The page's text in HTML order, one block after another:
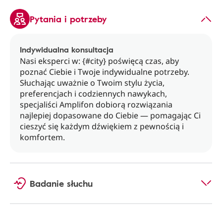
Pytania i potrzeby
Indywidualna konsultacja
Nasi eksperci w: {#city} poświęcą czas, aby
poznać Ciebie i Twoje indywidualne potrzeby.
Słuchając uważnie o Twoim stylu życia,
preferencjach i codziennych nawykach,
specjaliści Amplifon dobiorą rozwiązania
najlepiej dopasowane do Ciebie — pomagając Ci
cieszyć się każdym dźwiękiem z pewnością i
komfortem.
Badanie słuchu